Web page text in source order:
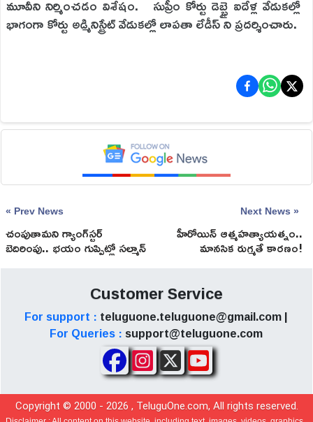
మూవీని నిర్మించడం విశేషం. సుప్రీం కోర్టు డెబ్భై ఐదేళ్ల వేడుకల్లో
భాగంగా కోర్టు అడ్మినిస్ట్రేట్ వేడుకల్లో లాపతా లేడీస్ ని ప్రదర్శించారు.
« Prev News
చంపుతామని గ్యాంగ్‌స్టర్‌
బెదిరింపు.. భయం గుప్పిట్లో సల్మాన్‌
ఖాన్‌ కుటుంబం!
Next News »
హీరోయిన్‌ ఆత్మహత్యాయత్నం..
మానసిక రుగ్మతే కారణం!
Customer Service
For support : teluguone.teluguone@gmail.com |
For Queries : support@teluguone.com
Copyright © 2000 - 2026 , TeluguOne.com, All rights reserved.